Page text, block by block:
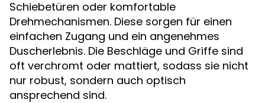
Schiebetüren oder komfortable
Drehmechanismen. Diese sorgen für einen
einfachen Zugang und ein angenehmes
Duscherlebnis. Die Beschläge und Griffe sind
oft verchromt oder mattiert, sodass sie nicht
nur robust, sondern auch optisch
ansprechend sind.